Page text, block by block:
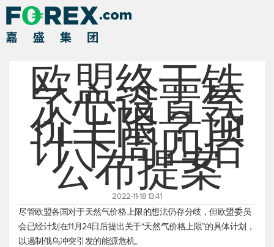
欧盟终于铁
了心设置气
价上限？预
计下周四后
公布提案
2022-11-18 13:41
尽管欧盟各国对于天然气价格上限的想法仍存分歧，但欧盟委员
会已经计划在11月24日后提出关于“天然气价格上限”的具体计划，
以遏制俄乌冲突引发的能源危机。